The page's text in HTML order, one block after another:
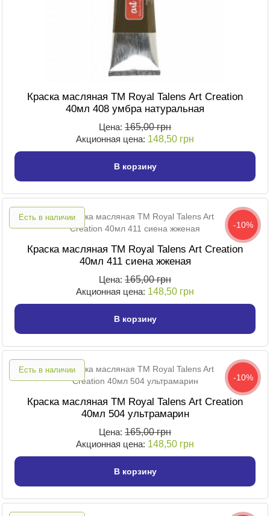
Краска масляная TM Royal Talens Art Creation
40мл 408 умбра натуральная
Цена: 165,00 грн
Акционная цена: 148,50 грн
В корзину
Есть в наличии
-10%
Краска масляная TM Royal Talens Art Creation
40мл 411 сиена жженая
Цена: 165,00 грн
Акционная цена: 148,50 грн
В корзину
Есть в наличии
-10%
Краска масляная TM Royal Talens Art Creation
40мл 504 ультрамарин
Цена: 165,00 грн
Акционная цена: 148,50 грн
В корзину